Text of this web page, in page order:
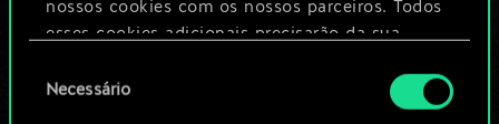
nossos cookies com os nossos parceiros. Todos
esses cookies adicionais precisarão da sua
Você encontrará todos os detalhes sobre o uso
deNecessário